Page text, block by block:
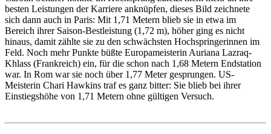
besten Leistungen der Karriere anknüpfen, dieses Bild zeichnete
sich dann auch in Paris: Mit 1,71 Metern blieb sie in etwa im
Bereich ihrer Saison-Bestleistung (1,72 m), höher ging es nicht
hinaus, damit zählte sie zu den schwächsten Hochspringerinnen im
Feld. Noch mehr Punkte büßte Europameisterin Auriana Lazraq-
Khlass (Frankreich) ein, für die schon nach 1,68 Metern Endstation
war. In Rom war sie noch über 1,77 Meter gesprungen. US-
Meisterin Chari Hawkins traf es ganz bitter: Sie blieb bei ihrer
Einstiegshöhe von 1,71 Metern ohne gültigen Versuch.